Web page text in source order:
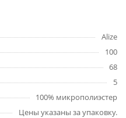
Alize
100
68
5
100% микрополиэстер
Цены указаны за упаковку.